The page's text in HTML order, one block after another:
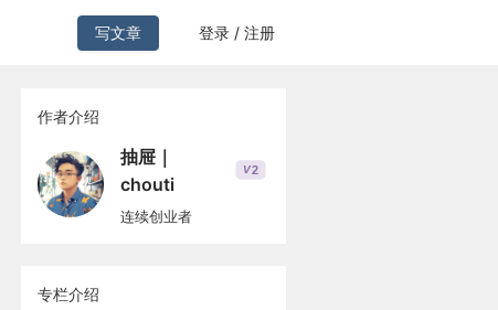
写文章 登录 / 注册
作者介绍
抽屉｜
chouti
V2
连续创业者
专栏介绍